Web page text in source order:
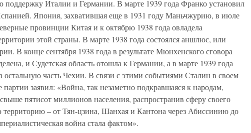
Италии и Германии. В марте 1939 года Франко установил
Япония, захватившая еще в 1931 году Маньчжурию, в июле
провинции Китая и к октябрю 1938 года овладела
этой страны. В марте 1938 года состоялся аншлюс, или
В конце сентября 1938 года в результате Мюнхенского сговора
и Судетская область отошла к Германии, а в марте 1939 года
остальную часть Чехии. В связи с этими событиями Сталин в своем
партии заявил: «Война, так незаметно подкравшаяся к народам,
пятисот миллионов населения, распространив сферу своего
территорию – от Тян-цзина, Шанхая и Кантона через Абиссинию до
война стала фактом».